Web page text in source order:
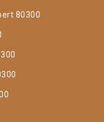
80300